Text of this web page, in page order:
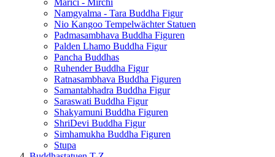
Marici - Mirchi
Namgyalma - Tara Buddha Figur
Nio Kangoo Tempelwächter Statuen
Padmasambhava Buddha Figuren
Palden Lhamo Buddha Figur
Pancha Buddhas
Ruhender Buddha Figur
Ratnasambhava Buddha Figuren
Samantabhadra Buddha Figur
Saraswati Buddha Figur
Shakyamuni Buddha Figuren
ShriDevi Buddha Figur
Simhamukha Buddha Figuren
Stupa